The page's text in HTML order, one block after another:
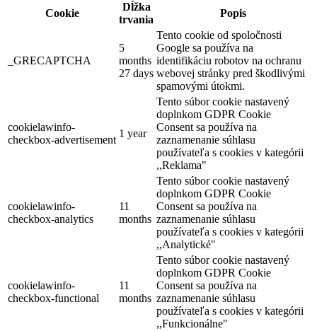
Cyklotúra Szigetköz-Žitný ostrov
Cookie
Dĺžka
trvania
Popis
_GRECAPTCHA
5
months
27 days
Tento cookie od spoločnosti
Google sa používa na
identifikáciu robotov na ochranu
webovej stránky pred škodlivými
spamovými útokmi.
cookielawinfo-
checkbox-advertisement
1 year
Tento súbor cookie nastavený
doplnkom GDPR Cookie
Consent sa používa na
zaznamenanie súhlasu
používateľa s cookies v kategórii
,,Reklama"
cookielawinfo-
checkbox-analytics
11
months
Tento súbor cookie nastavený
doplnkom GDPR Cookie
Consent sa používa na
zaznamenanie súhlasu
používateľa s cookies v kategórii
,,Analytické"
cookielawinfo-
checkbox-functional
11
months
Tento súbor cookie nastavený
doplnkom GDPR Cookie
Consent sa používa na
zaznamenanie súhlasu
používateľa s cookies v kategórii
,,Funkcionálne"